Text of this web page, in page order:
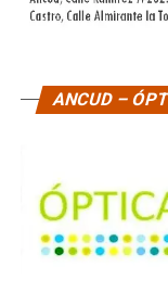
ANCUD –